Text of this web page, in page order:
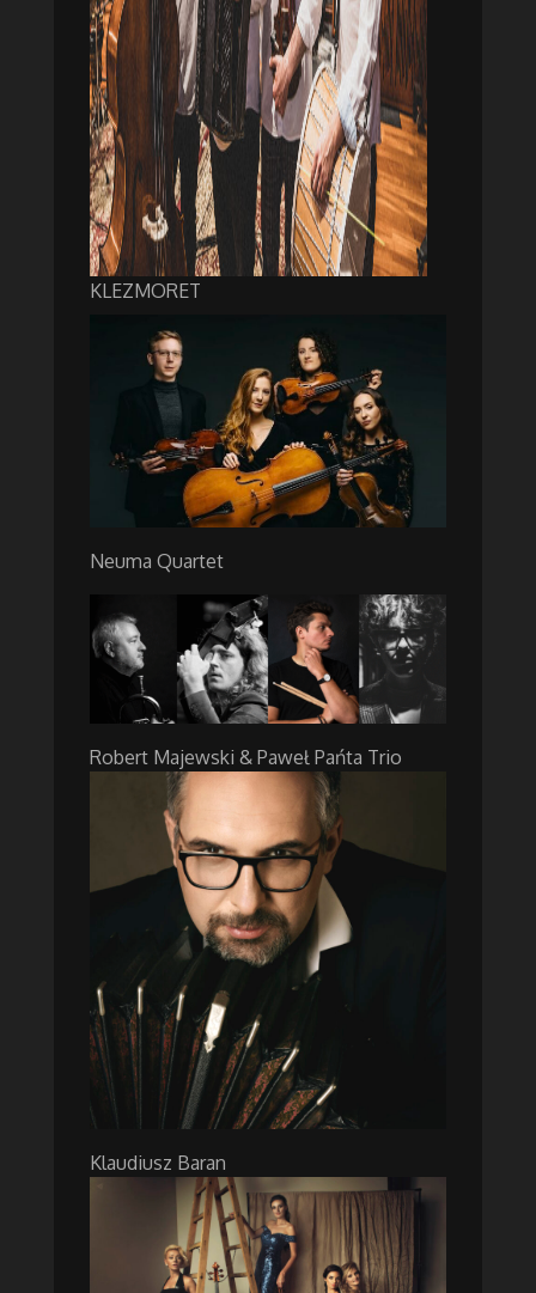
KLEZMORET
Neuma Quartet
Robert Majewski & Paweł Pańta Trio
Klaudiusz Baran